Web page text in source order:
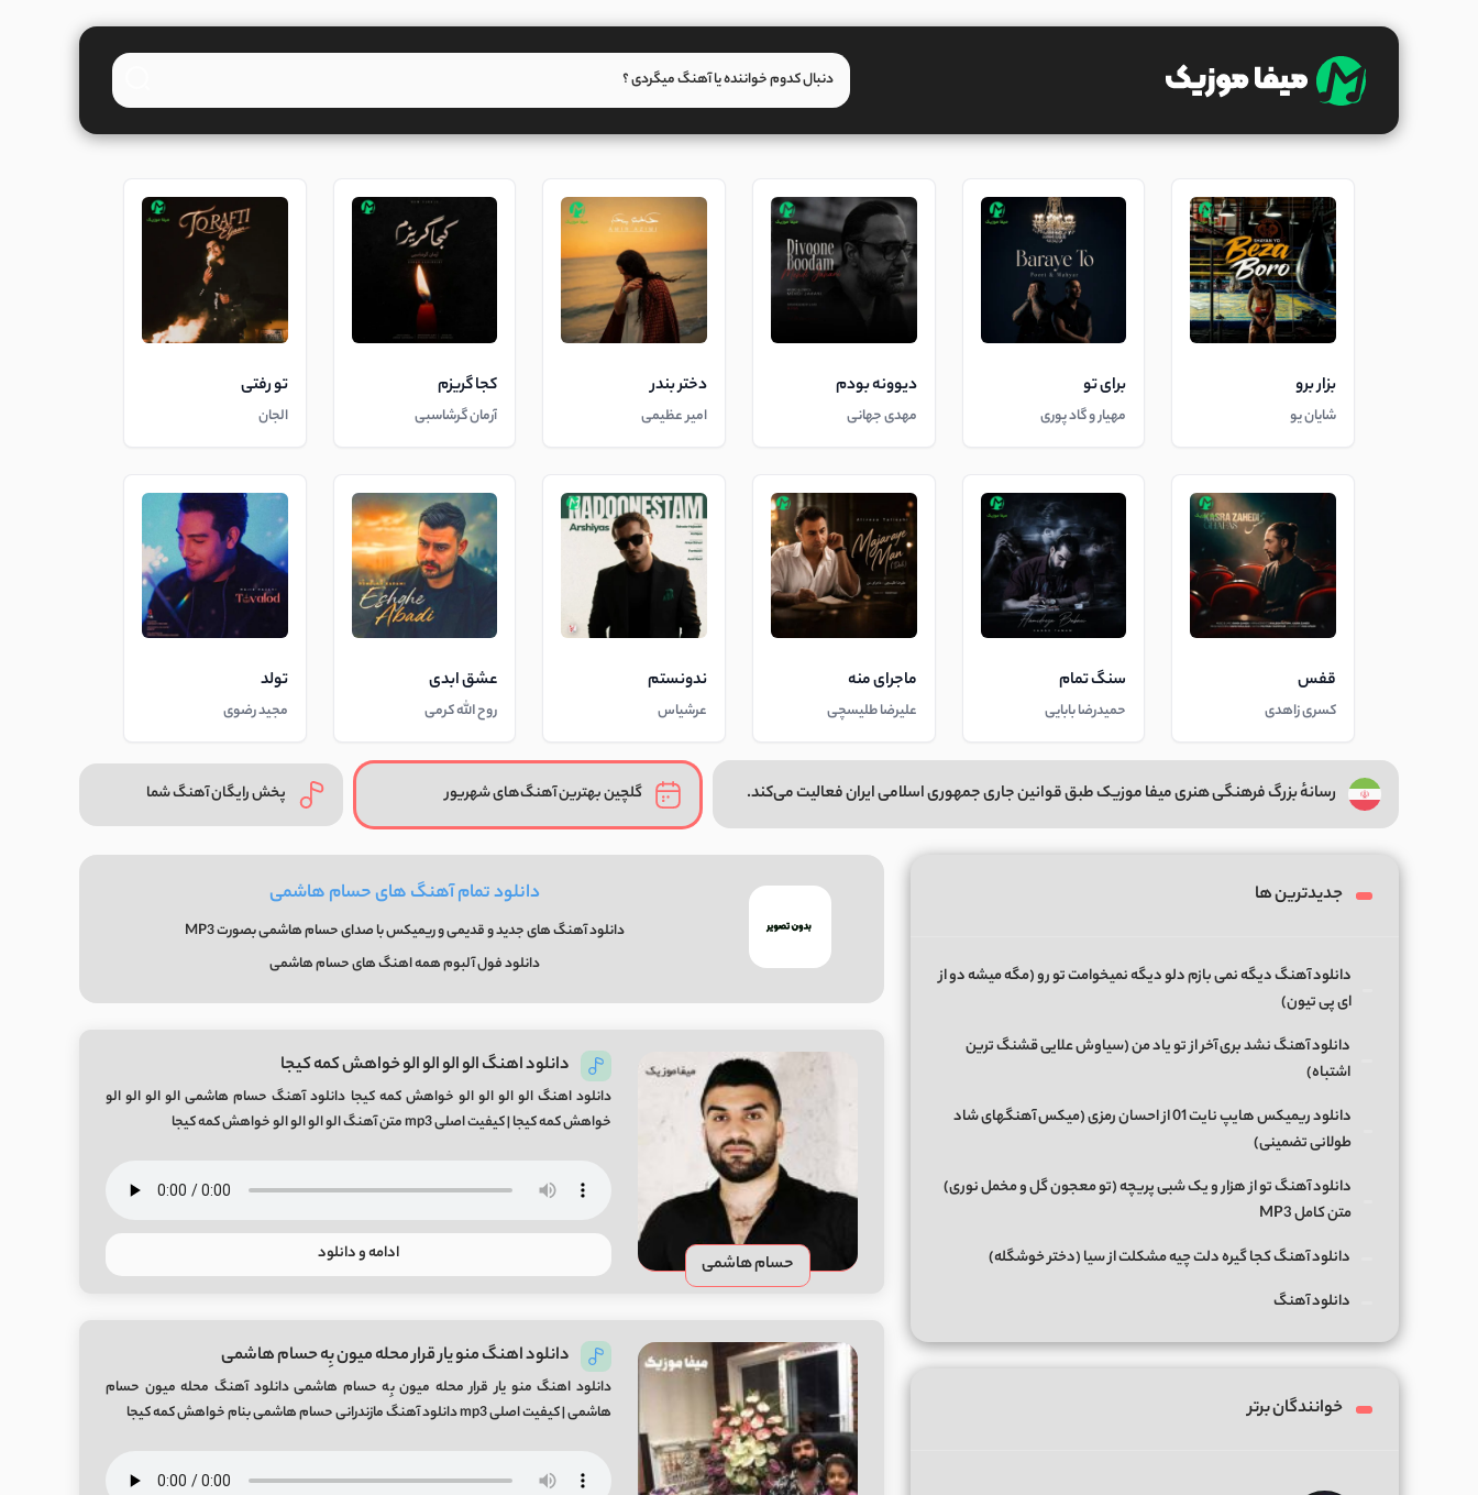
بزار برو
شایان یو
برای تو
مهیار و گاد پوری
دیوونه بودم
مهدی جهانی
دختر بندر
امیر عظیمی
کجا گریزم
آرمان گرشاسبی
تو رفتی
الجان
قفس
کسری زاهدی
سنگ تمام
حمیدرضا بابایی
ماجرای منه
علیرضا طلیسچی
ندونستم
عرشیاس
عشق ابدی
روح الله کرمی
تولد
مجید رضوی
رسانهٔ بزرگ فرهنگی هنری میفا موزیک طبق قوانین جاری جمهوری اسلامی ایران فعالیت می‌کند. گلچین بهترین آهنگ‌های شهریور پخش رایگان آهنگ شما
دانلود تمام آهنگ های حسام هاشمی
دانلود آهنگ های جدید و قدیمی و ریمیکس با صدای حسام هاشمی بصورت MP3
دانلود فول آلبوم همه اهنگ های حسام هاشمی
حسام هاشمی
دانلود اهنگ الو الو الو الو خواهش کمه کیجا
دانلود اهنگ الو الو الو الو خواهش کمه کیجا دانلود آهنگ حسام هاشمی الو الو الو الو
خواهش کمه کیجا | کیفیت اصلی mp3 متن آهنگ الو الو الو الو خواهش کمه کیجا
ادامه و دانلود
دانلود اهنگ منو یار قرار محله میون بِه حسام هاشمی
دانلود اهنگ منو یار قرار محله میون بِه حسام هاشمی دانلود آهنگ محله میون حسام
هاشمی | کیفیت اصلی mp3 دانلود آهنگ مازندرانی حسام هاشمی بنام خواهش کمه کیجا
جدیدترین ها
دانلود آهنگ دیگه نمی بازم دلو دیگه نمیخوامت تو رو (مگه میشه دو از
ای پی تیون)
دانلود آهنگ نشد بری آخر از تو یاد من (سیاوش علایی قشنگ ترین
اشتباه)
دانلود ریمیکس هایپ نایت 01 از احسان رمزی (میکس آهنگهای شاد
طولانی تضمینی)
دانلود آهنگ تو از هزار و یک شبی پریچه (تو معجون گل و مخمل نوری)
متن کامل MP3
دانلود آهنگ کجا گیره دلت چیه مشکلت از سیا (دختر خوشگله)
دانلود آهنگ
خوانندگان برتر